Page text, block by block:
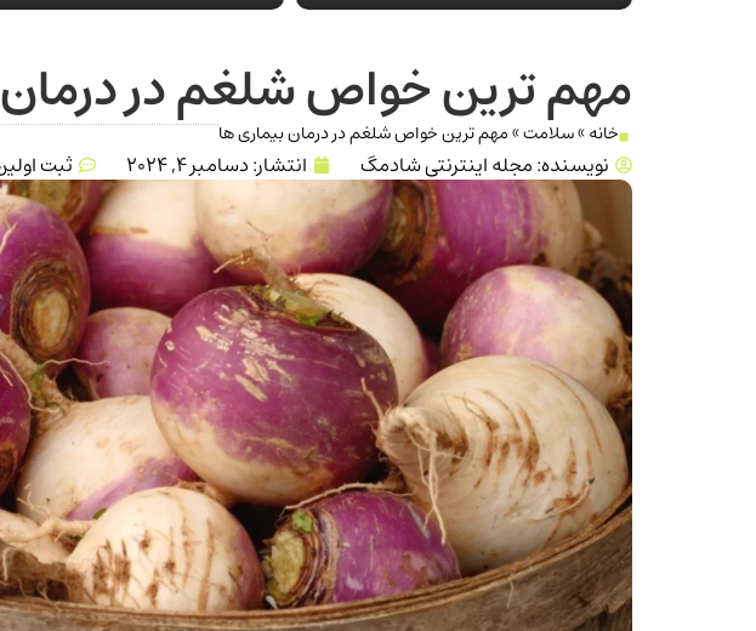
مهم ترین خواص شلغم در درمان
خانه»سلامت»مهم ترین خواص شلغم در درمان بیماری ها
نویسنده:مجله اینترنتی شادمگ انتشار:دسامبر 4, 2024 ثبت